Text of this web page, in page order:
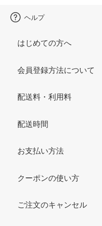
ヘルプ
はじめての方へ
会員登録方法について
配送料・利用料
配送時間
お支払い方法
クーポンの使い方
ご注文のキャンセル